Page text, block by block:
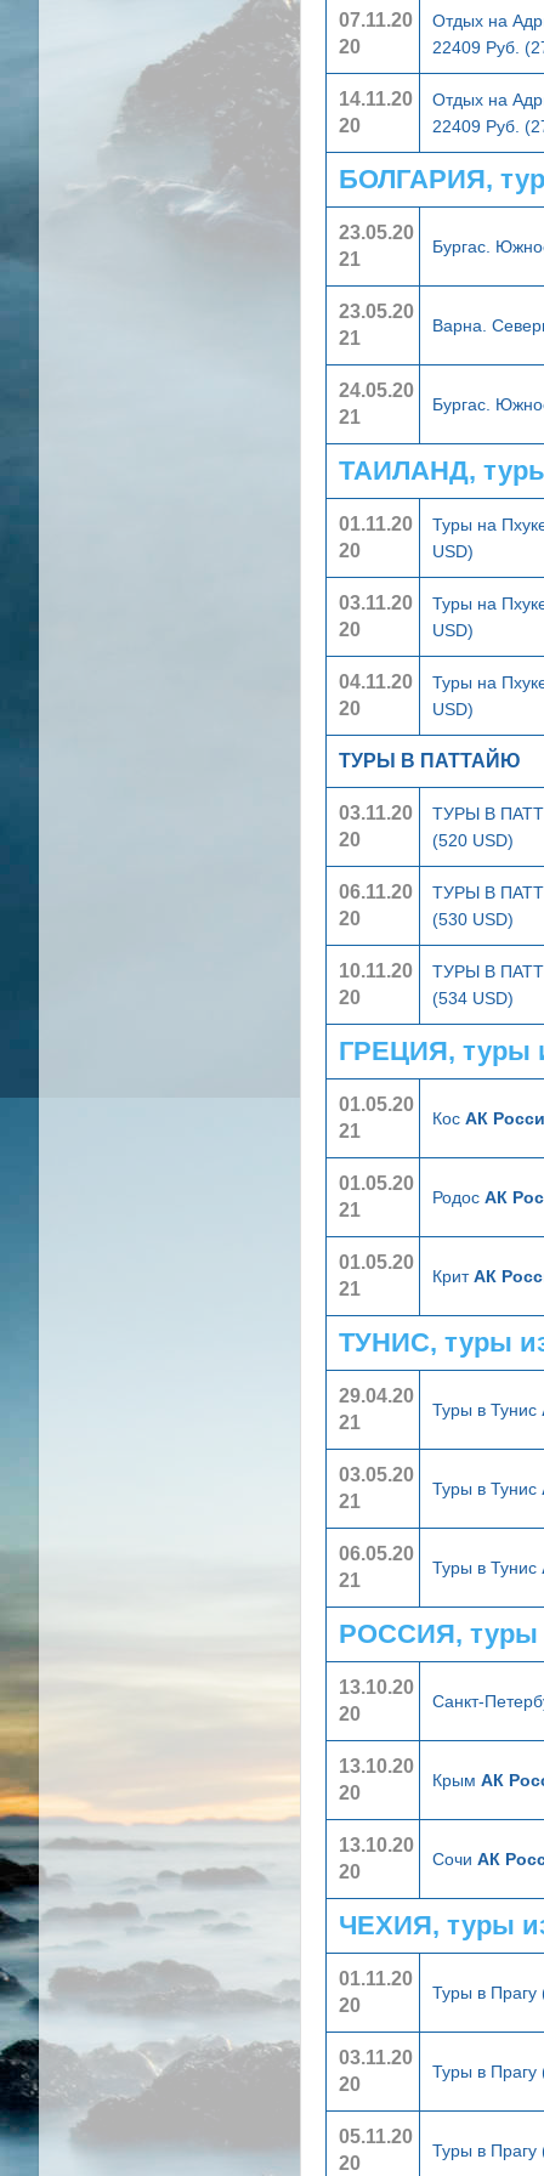
07.11.20
20
Отдых на
22409 Руб.
14.11.20
20
Отдых на
22409 Руб.
БОЛГАРИЯ,
23.05.20
21
Бургас.
23.05.20
21
Варна.
24.05.20
21
Бургас.
ТАИЛАНД,
01.11.20
20
Туры на
USD)
03.11.20
20
Туры на
USD)
04.11.20
20
Туры на
USD)
ТУРЫ В ПАТТАЙЮ
03.11.20
20
ТУРЫ В
(520 USD)
06.11.20
20
ТУРЫ В
(530 USD)
10.11.20
20
ТУРЫ В
(534 USD)
ГРЕЦИЯ, туры
01.05.20
21
Кос АК
01.05.20
21
Родос АК
01.05.20
21
КритАК
ТУНИС, туры
29.04.20
21
Туры в Тунис
03.05.20
21
Туры в Тунис
06.05.20
21
Туры в Тунис
РОССИЯ, туры
13.10.20
20
Санкт-
13.10.20
20
Крым АК
13.10.20
20
Сочи АК
ЧЕХИЯ, туры
01.11.20
20
Туры в
03.11.20
20
Туры в
05.11.20
20
Туры в